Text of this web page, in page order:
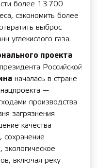
более 13 700
сэкономить более
выброс
углекислого газа.
проекта
Российской
началась в стране
—
производства
загрязнения
качества
сохранение
экологическое
включая реку